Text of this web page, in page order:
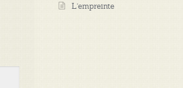
L’empreinte